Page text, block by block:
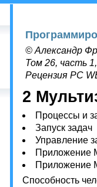
© Александр
Том 26, часть
Рецензия PC
2
Процессы и
Запуск задач
Управление
Приложение
Приложение
Способность